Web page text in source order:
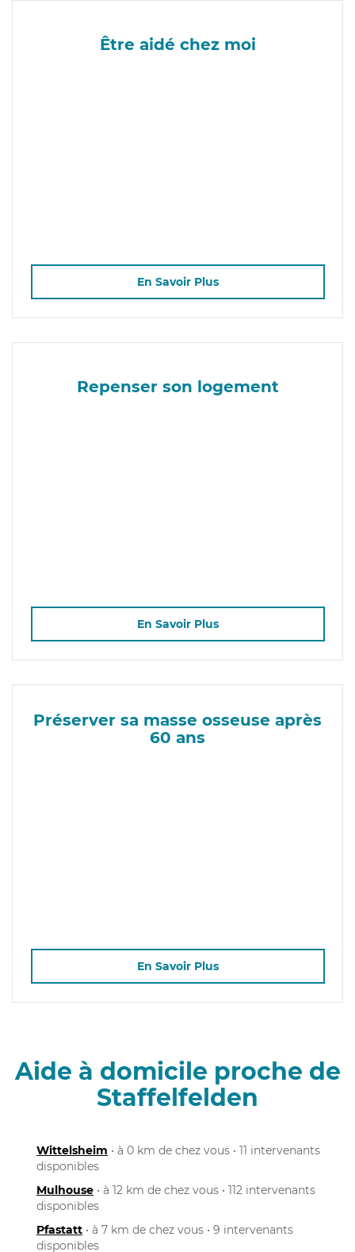
Être aidé chez moi
En Savoir Plus
Repenser son logement
En Savoir Plus
Préserver sa masse osseuse après
60 ans
En Savoir Plus
Aide à domicile proche de
Staffelfelden
Wittelsheim • à 0 km de chez vous • 11 intervenants
disponibles
Mulhouse • à 12 km de chez vous • 112 intervenants
disponibles
Pfastatt • à 7 km de chez vous • 9 intervenants
disponibles